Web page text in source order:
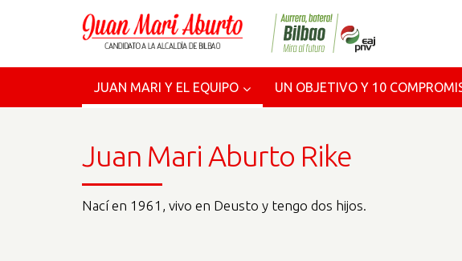
JUAN MARI Y EL EQUIPO UN OBJETIVO Y 10
Juan Mari Aburto Rike
Nací en 1961, vivo en Deusto y tengo dos hijos.